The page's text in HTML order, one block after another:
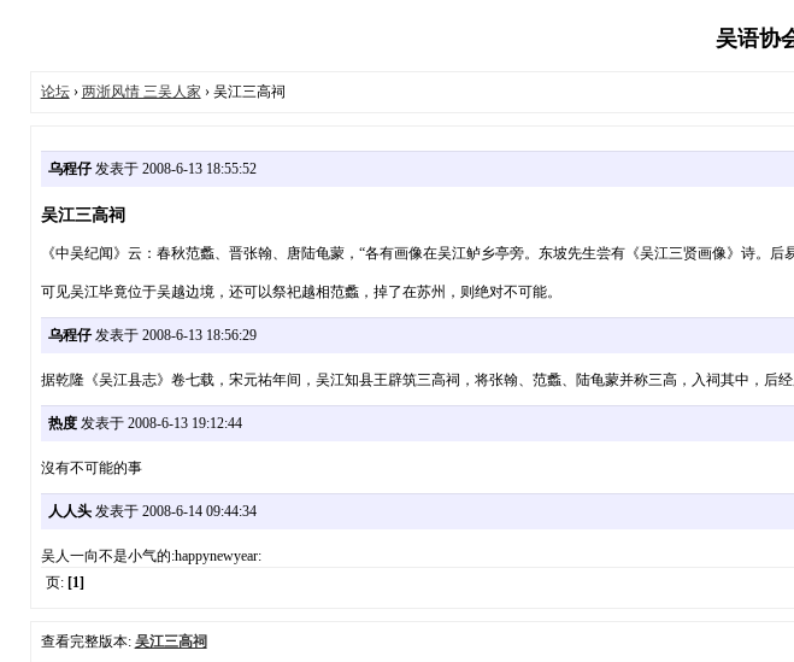
吴语协
论坛› 两浙风情 三吴人家 › 吴江三高祠
乌程仔发表于 2008-6-13 18:55:52
吴江三高祠
《中吴纪闻》云：春秋范蠡、晋张翰、唐陆龟蒙，“各有画像在吴江鲈乡亭旁。东坡先生尝有《吴江三贤画像》诗。
可见吴江毕竟位于吴越边境，还可以祭祀越相范蠡，掉了在苏州，则绝对不可能。
乌程仔发表于 2008-6-13 18:56:29
据乾隆《吴江县志》卷七载，宋元祐年间，吴江知县王辟筑三高祠，将张翰、范蠡、陆龟蒙并称三高，入祠其中，后
热度发表于 2008-6-13 19:12:44
沒有不可能的事
人人头发表于 2008-6-14 09:44:34
吴人一向不是小气的:happynewyear:
页: [1]
查看完整版本: 吴江三高祠